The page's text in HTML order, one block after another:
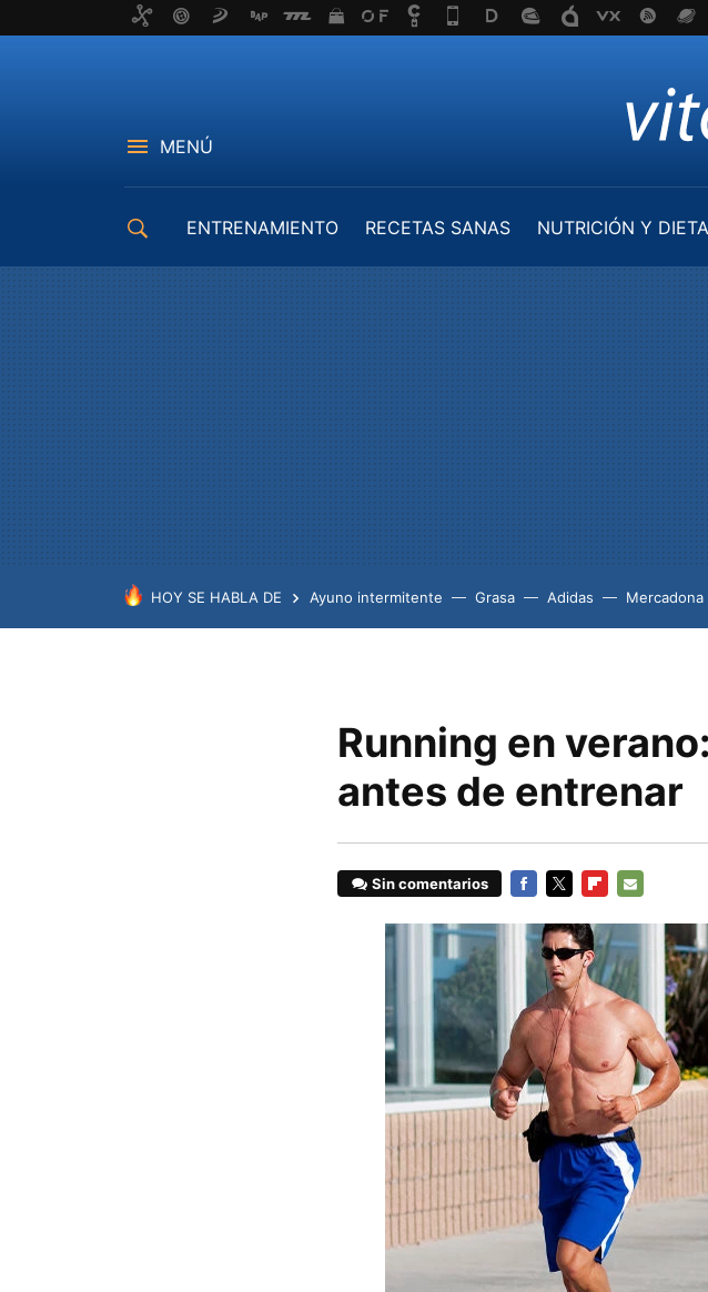
MENÚ
ENTRENAMIENTO RECETAS SANAS NUTRICIÓN Y
HOY SE HABLA DE Ayuno intermitente Grasa Adidas Mercadona
Running en
antes de entrenar
Sin comentarios